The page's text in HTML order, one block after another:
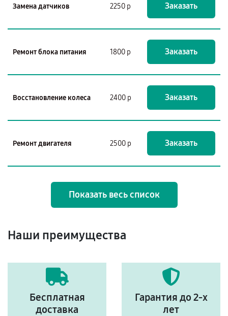
Замена датчиков 2250 р Заказать
Ремонт блока питания 1800 р Заказать
Восстановление колеса 2400 р Заказать
Ремонт двигателя 2500 р Заказать
Показать весь список
Наши преимущества
Бесплатная
доставка
Гарантия до 2-х
лет